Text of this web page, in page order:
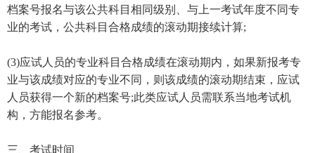
档案号报名与该公共科目相同级别、与上一考试年度不同专
业的考试，公共科目合格成绩的滚动期接续计算;
(3)应试人员的专业科目合格成绩在滚动期内，如果新报考专
业与该成绩对应的专业不同，则该成绩的滚动期结束，应试
人员获得一个新的档案号;此类应试人员需联系当地考试机
构，方能报名参考。
三、考试时间